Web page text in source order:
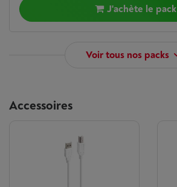
J'achète le pack
Voir tous nos packs
Accessoires